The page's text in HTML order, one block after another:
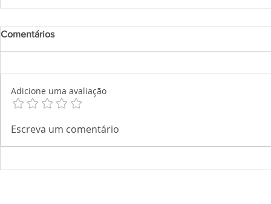
Comentários
Adicione uma avaliação
Escreva um comentário